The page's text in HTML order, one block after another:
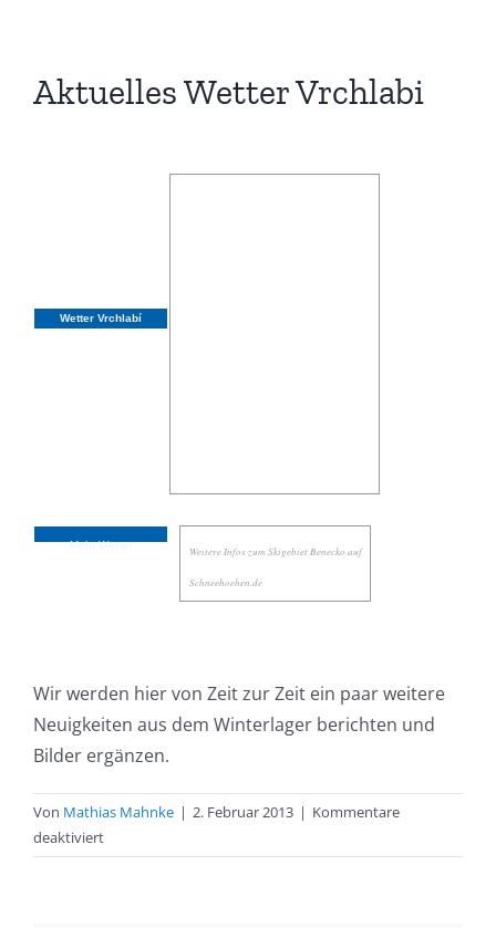
Aktuelles Wetter Vrchlabi
Wetter Vrchlabí
Mehr Wetter Weitere Infos zum Skigebiet Benecko auf
Schneehoehen.de
Wir werden hier von Zeit zur Zeit ein paar weitere
Neuigkeiten aus dem Winterlager berichten und
Bilder ergänzen.
Von Mathias Mahnke | 2. Februar 2013 | Kommentare
deaktiviertfür
Winterlager